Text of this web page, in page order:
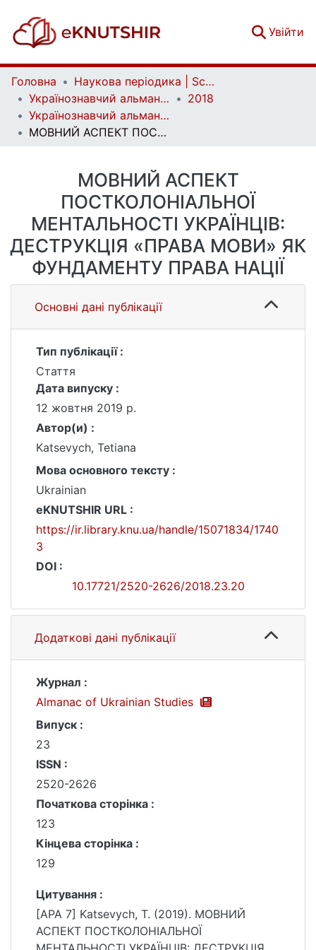
Увійти
Головна
Наукова періодика | Scientific periodicals
Українознавчий альманах | Almanac of Ukrainian Studies
2018
Українознавчий альманах. Випуск 23
МОВНИЙ АСПЕКТ ПОСТКОЛОНІАЛЬНОЇ МЕНТАЛЬНОСТІ УКРАЇНЦІВ: ДЕСТРУКЦІЯ «ПРАВА МОВИ» ЯК ФУНДАМЕНТУ ПРАВА НАЦІЇ
МОВНИЙ АСПЕКТ
ПОСТКОЛОНІАЛЬНОЇ
МЕНТАЛЬНОСТІ УКРАЇНЦІВ:
ДЕСТРУКЦІЯ «ПРАВА МОВИ» ЯК
ФУНДАМЕНТУ ПРАВА НАЦІЇ
Основні дані публікації
Тип публікації :
Стаття
Дата випуску :
12 жовтня 2019 р.
Автор(и) :
Katsevych, Tetiana
Мова основного тексту :
Ukrainian
eKNUTSHIR URL :
https://ir.library.knu.ua/handle/15071834/1740
3
DOI :
10.17721/2520-2626/2018.23.20
Додаткові дані публікації
Журнал :
Almanac of Ukrainian Studies
Випуск :
23
ISSN :
2520-2626
Початкова сторінка :
123
Кінцева сторінка :
129
Цитування :
[APA 7] Katsevych, T. (2019). МОВНИЙ
АСПЕКТ ПОСТКОЛОНІАЛЬНОЇ